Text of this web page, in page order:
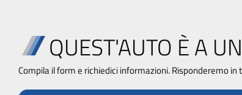
QUEST'AUTO È A
Compila il form e richiedici informazioni. Risponderemo